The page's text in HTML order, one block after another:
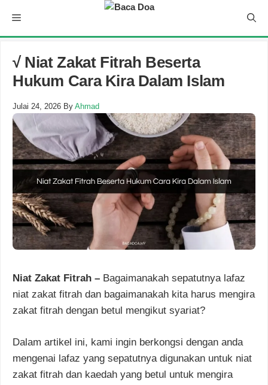
content
Menu
√ Niat Zakat Fitrah Beserta
Hukum Cara Kira Dalam Islam
Julai 24, 2026 By Ahmad
Niat Zakat Fitrah – Bagaimanakah sepatutnya lafaz
niat zakat fitrah dan bagaimanakah kita harus mengira
zakat fitrah dengan betul mengikut syariat?
Dalam artikel ini, kami ingin berkongsi dengan anda
mengenai lafaz yang sepatutnya digunakan untuk niat
zakat fitrah dan kaedah yang betul untuk mengira